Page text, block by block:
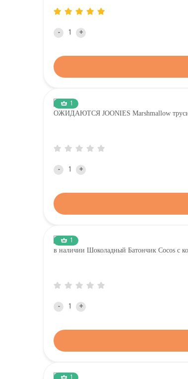
- +
1
ОЖИДАЮТСЯ JOONIES Marshmallow
- +
1
в наличии Шоколадный Батончик Cocos с
- +
1